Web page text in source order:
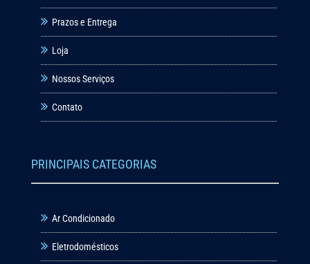
Prazos e Entrega
Loja
Nossos Serviços
Contato
PRINCIPAIS CATEGORIAS
Ar Condicionado
Eletrodomésticos